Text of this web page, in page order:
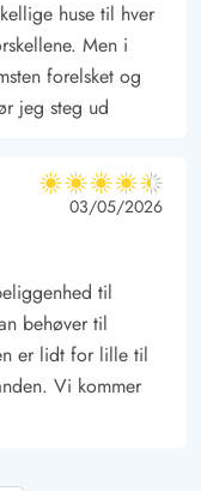
huse til hver
Men i
forelsket og
jeg steg ud
4.5 ud af 5
4.5 ud af 5
4.5 out of 5
03/05/2026
til
behøver til
er lidt for lille til
Vi kommer